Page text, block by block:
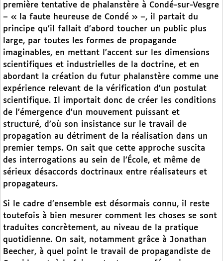
première tentative de phalanstère à Condé-sur-Vesgre
– « la faute heureuse de Condé » –, il partait du
principe qu’il fallait d’abord toucher un public plus
large, par toutes les formes de propagande
imaginables, en mettant l’accent sur les dimensions
scientifiques et industrielles de la doctrine, et en
abordant la création du futur phalanstère comme une
expérience relevant de la vérification d’un postulat
scientifique. Il importait donc de créer les conditions
de l’émergence d’un mouvement puissant et
structuré, d’où son insistance sur le travail de
propagation au détriment de la réalisation dans un
premier temps. On sait que cette approche suscita
des interrogations au sein de l’École, et même de
sérieux désaccords doctrinaux entre réalisateurs et
propagateurs.
Si le cadre d’ensemble est désormais connu, il reste
toutefois à bien mesurer comment les choses se sont
traduites concrètement, au niveau de la pratique
quotidienne. On sait, notamment grâce à Jonathan
Beecher, à quel point le travail de propagandiste de